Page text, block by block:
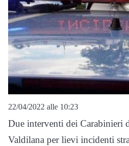
22/04/2022 alle 10:23
Due interventi dei Carabinieri
Valdilana per lievi incidenti